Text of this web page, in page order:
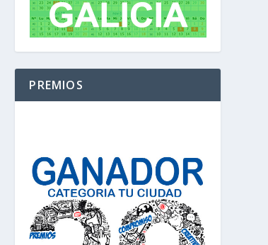
PREMIOS